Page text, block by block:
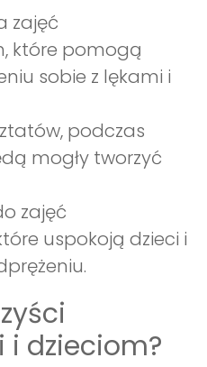
zajęć
które pomogą
sobie z lękami i
podczas
mogły tworzyć
zajęć
uspokoją dzieci i
i dzieciom?